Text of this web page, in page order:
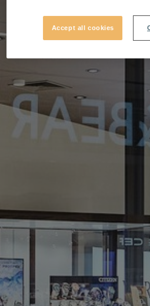
Accept all cookies